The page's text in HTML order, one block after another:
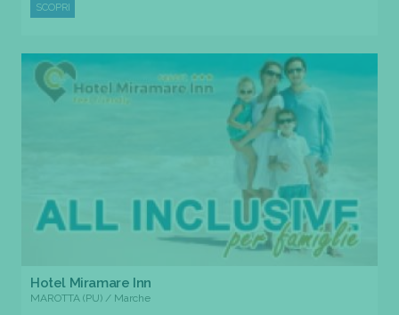
SCOPRI
Hotel Miramare Inn
MAROTTA (PU) / Marche